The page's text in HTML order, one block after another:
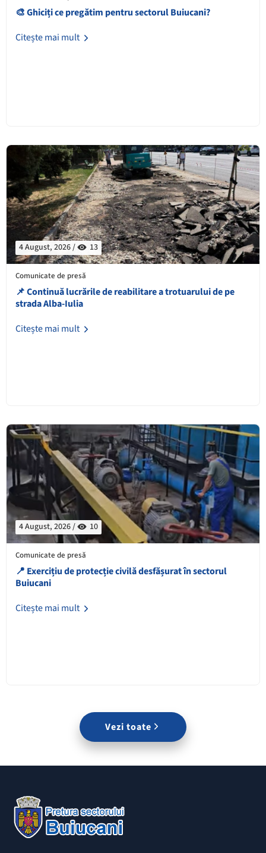
🎨 Ghiciți ce pregătim pentru sectorul Buiucani?
Citește mai mult
4 August, 2026 / 13
Comunicate de presă
📌 Continuă lucrările de reabilitare a trotuarului de pe
strada Alba-Iulia
Citește mai mult
4 August, 2026 / 10
Comunicate de presă
📍 Exercițiu de protecție civilă desfășurat în sectorul
Buiucani
Citește mai mult
Vezi toate